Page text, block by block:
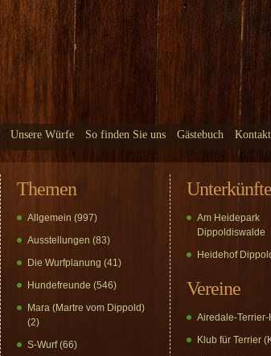
Unsere Würfe So finden Sie uns Gästebuch Kontakt
Themen
Allgemein (997)
Ausstellungen (83)
Die Wurfplanung (41)
Hundefreunde (546)
Mara (Martre vom Dippold)
(2)
S-Wurf(66)
Unterkünfte
Am Heidepark
Dippoldiswalde
Heidehof
Vereine
Airedale-Terrier-
Klub für Terrier